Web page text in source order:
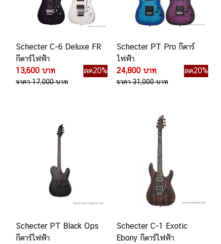
Schecter C-6 Deluxe FR
กีตาร์ไฟฟ้า
13,600 บาท
ลด20%
ราคา 17,000 บาท
Schecter PT Pro กีตาร์
ไฟฟ้า
24,800 บาท
ลด20%
ราคา 31,000 บาท
Schecter PT Black Ops
กีตาร์ไฟฟ้า
Schecter C-1 Exotic
Ebony กีตาร์ไฟฟ้า